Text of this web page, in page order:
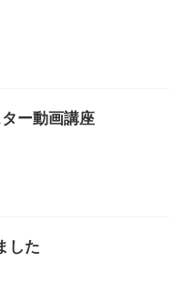
ー動画講座
した